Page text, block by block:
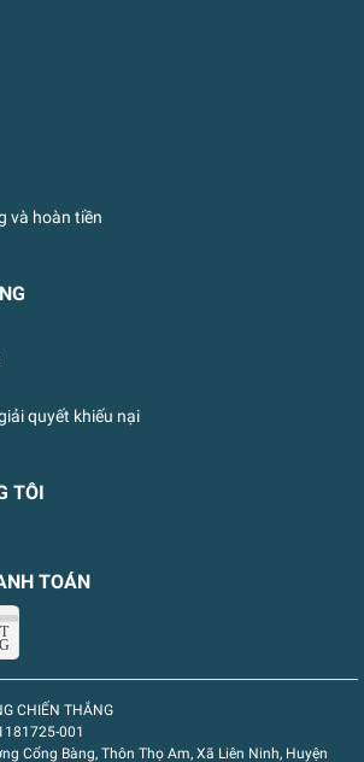
và hoàn tiền
quyết khiếu nại
TÔI
TOÁN
CHIẾN THẮNG
001
Cổng Bàng, Thôn Thọ Am, Xã Liên Ninh, Huyện